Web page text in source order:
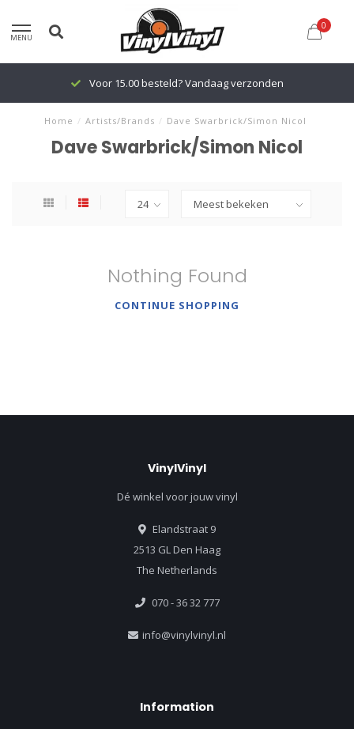
MENU
0
Voor 15.00 besteld? Vandaag verzonden
Home / Artists/Brands / Dave Swarbrick/Simon Nicol
Dave Swarbrick/Simon Nicol
Nothing Found
CONTINUE SHOPPING
VinylVinyl
Dé winkel voor jouw vinyl
Elandstraat 9
2513 GL Den Haag
The Netherlands
070 - 36 32 777
info@vinylvinyl.nl
Information